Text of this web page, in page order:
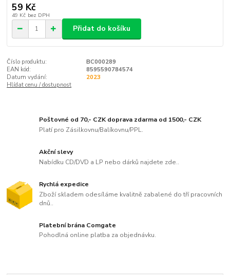
59 Kč
49 Kč bez DPH
Přidat do košíku
Číslo produktu:
BC000289
EAN kód:
8595590784574
Datum vydání:
2023
Hlídat cenu / dostupnost
Poštovné od 70,- CZK doprava zdarma od 1500,- CZK
Platí pro Zásilkovnu/Balíkovnu/PPL.
Akční slevy
Nabídku CD/DVD a LP nebo dárků najdete zde..
Rychlá expedice
Zboží skladem odesíláme kvalitně zabalené do tří pracovních
dnů..
Platební brána Comgate
Pohodlná online platba za objednávku.